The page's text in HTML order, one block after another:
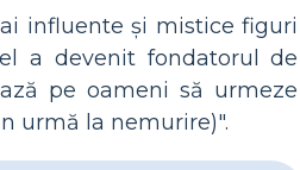
influente și mistice figuri
a devenit fondatorul de
pe oameni să urmeze
urmă la nemurire)".